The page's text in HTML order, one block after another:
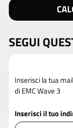
SEGUI
Inserisci la tua
di EMC Wave 3
Inserisci il tuo